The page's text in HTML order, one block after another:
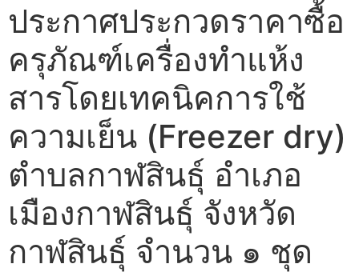
ประกาศประกวดราคาซื้อ
ครุภัณฑ์เครื่องทำแห้ง
สารโดยเทคนิคการใช้
ความเย็น (Freezer dry)
ตำบลกาฬสินธุ์ อำเภอ
เมืองกาฬสินธุ์ จังหวัด
กาฬสินธุ์ จำนวน ๑ ชุด